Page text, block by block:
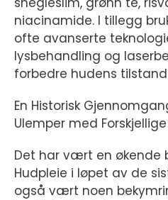
niacinamide. I tillegg
ofte avanserte
lysbehandling og
forbedre hudens
En Historisk
Ulemper med
Det har vært en økende
Hudpleie i løpet av de
også vært noen